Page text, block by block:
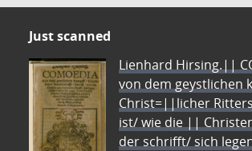
Just scanned
Lienhard Hirsing.||
von dem geystlichen
Christ=||licher
ist/ wie die ||
der schrifft/ sich